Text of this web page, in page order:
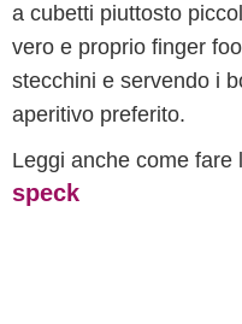
a cubetti piuttosto
vero e proprio finger
stecchini e servendo i
aperitivo preferito.
Leggi anche come fare
speck